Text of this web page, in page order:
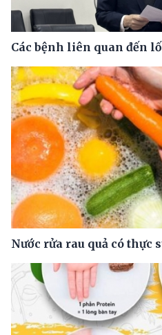
Các bệnh liên quan đến
Nước rửa rau quả có thực